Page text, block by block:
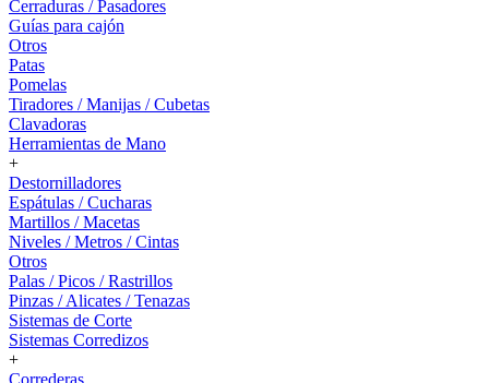
Cerraduras / Pasadores
Guías para cajón
Otros
Patas
Pomelas
Tiradores / Manijas / Cubetas
Clavadoras
Herramientas de Mano
+
Destornilladores
Espátulas / Cucharas
Martillos / Macetas
Niveles / Metros / Cintas
Otros
Palas / Picos / Rastrillos
Pinzas / Alicates / Tenazas
Sistemas de Corte
Sistemas Corredizos
+
Correderas